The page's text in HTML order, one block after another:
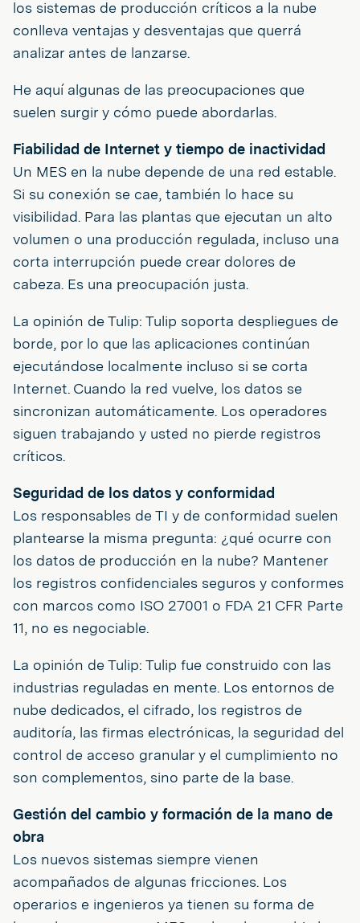
los sistemas de producción críticos a la nube
conlleva ventajas y desventajas que querrá
analizar antes de lanzarse.
He aquí algunas de las preocupaciones que
suelen surgir y cómo puede abordarlas.
Fiabilidad de Internet y tiempo de inactividad
Un MES en la nube depende de una red estable.
Si su conexión se cae, también lo hace su
visibilidad. Para las plantas que ejecutan un alto
volumen o una producción regulada, incluso una
corta interrupción puede crear dolores de
cabeza. Es una preocupación justa.
La opinión de Tulip: Tulip soporta despliegues de
borde, por lo que las aplicaciones continúan
ejecutándose localmente incluso si se corta
Internet. Cuando la red vuelve, los datos se
sincronizan automáticamente. Los operadores
siguen trabajando y usted no pierde registros
críticos.
Seguridad de los datos y conformidad
Los responsables de TI y de conformidad suelen
plantearse la misma pregunta: ¿qué ocurre con
los datos de producción en la nube? Mantener
los registros confidenciales seguros y conformes
con marcos como ISO 27001 o FDA 21 CFR Parte
11, no es negociable.
La opinión de Tulip: Tulip fue construido con las
industrias reguladas en mente. Los entornos de
nube dedicados, el cifrado, los registros de
auditoría, las firmas electrónicas, la seguridad del
control de acceso granular y el cumplimiento no
son complementos, sino parte de la base.
Gestión del cambio y formación de la mano de
obra
Los nuevos sistemas siempre vienen
acompañados de algunas fricciones. Los
operarios e ingenieros ya tienen su forma de